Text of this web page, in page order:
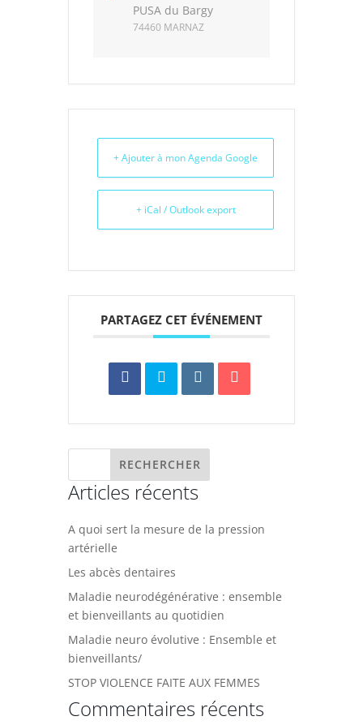
PUSA du Bargy
74460 MARNAZ
+ Ajouter à mon Agenda Google
+ iCal / Outlook export
PARTAGEZ CET ÉVÉNEMENT
Articles récents
A quoi sert la mesure de la pression
artérielle
Les abcès dentaires
Maladie neurodégénérative : ensemble
et bienveillants au quotidien
Maladie neuro évolutive : Ensemble et
bienveillants/
STOP VIOLENCE FAITE AUX FEMMES
Commentaires récents